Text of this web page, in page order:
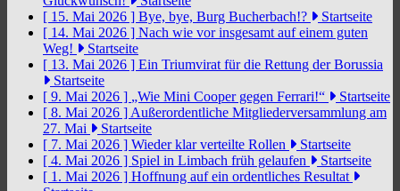
[ 15. Mai 2026 ] Bye, bye, Burg Bucherbach!?
Startseite
[ 14. Mai 2026 ] Nach wie vor insgesamt auf einem guten
Weg!
Startseite
[ 13. Mai 2026 ] Ein Triumvirat für die Rettung der Borussia
Startseite
[ 9. Mai 2026 ] „Wie Mini Cooper gegen Ferrari!“
Startseite
[ 8. Mai 2026 ] Außerordentliche Mitgliederversammlung am
27. Mai
Startseite
[ 7. Mai 2026 ] Wieder klar verteilte Rollen
Startseite
[ 4. Mai 2026 ] Spiel in Limbach früh gelaufen
Startseite
[ 1. Mai 2026 ] Hoffnung auf ein ordentliches Resultat